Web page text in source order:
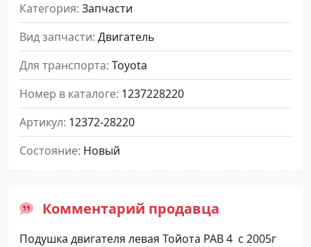
Категория Запчасти
Вид запчасти Двигатель
Для транспорта Toyota
Номер в каталоге 1237228220
Артикул 12372-28220
Состояние Новый
Комментарий продавца
Подушка двигателя левая Тойота РАВ 4 с 2005г